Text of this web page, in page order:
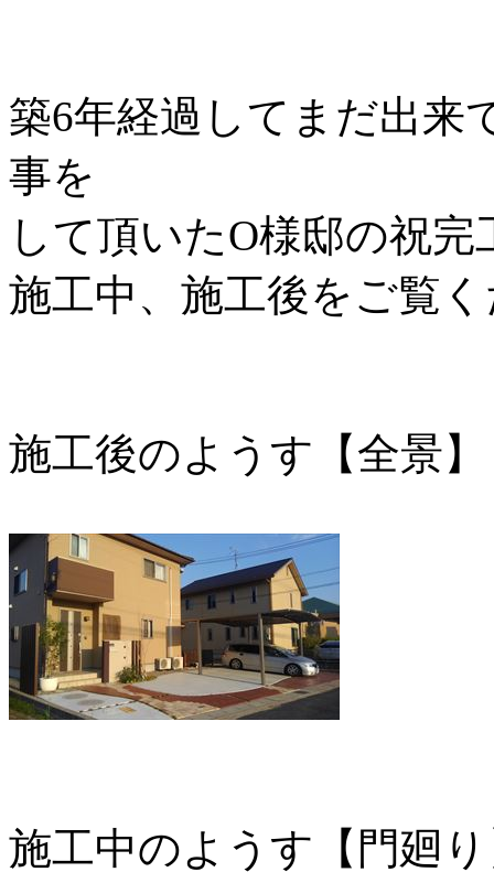
築6年経過してまだ出来
事を
して頂いたO様邸の祝
施工中、施工後をご覧
施工後のようす【全景】
施工中のようす【門廻